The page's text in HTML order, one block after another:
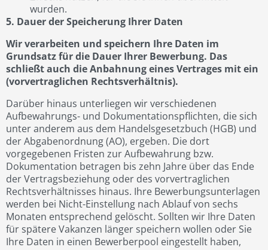
wurden.
5. Dauer der Speicherung Ihrer Daten
Wir verarbeiten und speichern Ihre Daten im
Grundsatz für die Dauer Ihrer Bewerbung. Das
schließt auch die Anbahnung eines Vertrages mit ein
(vorvertraglichen Rechtsverhältnis).
Darüber hinaus unterliegen wir verschiedenen
Aufbewahrungs- und Dokumentationspflichten, die sich
unter anderem aus dem Handelsgesetzbuch (HGB) und
der Abgabenordnung (AO), ergeben. Die dort
vorgegebenen Fristen zur Aufbewahrung bzw.
Dokumentation betragen bis zehn Jahre über das Ende
der Vertragsbeziehung oder des vorvertraglichen
Rechtsverhältnisses hinaus. Ihre Bewerbungsunterlagen
werden bei Nicht-Einstellung nach Ablauf von sechs
Monaten entsprechend gelöscht. Sollten wir Ihre Daten
für spätere Vakanzen länger speichern wollen oder Sie
Ihre Daten in einen Bewerberpool eingestellt haben,